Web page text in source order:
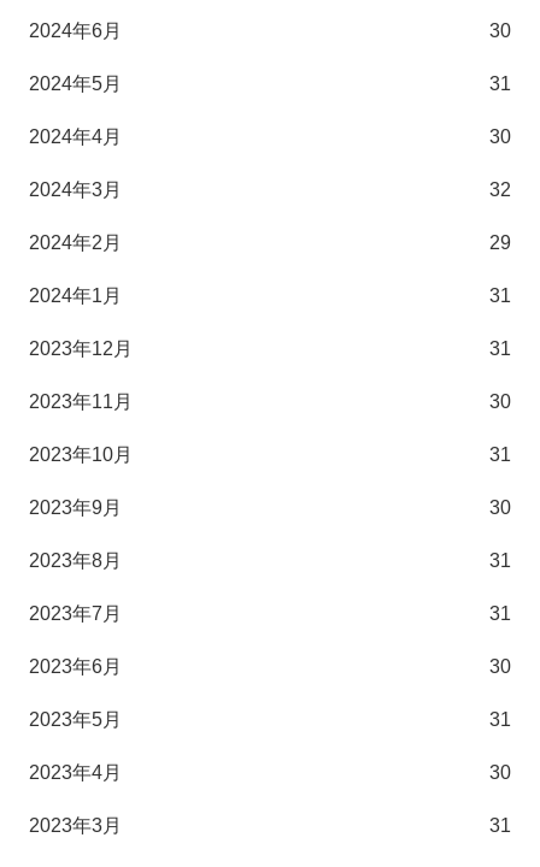
2024年6月 30
2024年5月 31
2024年4月 30
2024年3月 32
2024年2月 29
2024年1月 31
2023年12月 31
2023年11月 30
2023年10月 31
2023年9月 30
2023年8月 31
2023年7月 31
2023年6月 30
2023年5月 31
2023年4月 30
2023年3月 31